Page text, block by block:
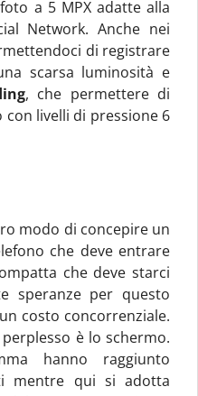
a 5 MPX adatte alla
Network. Anche nei
di registrare
scarsa luminosità e
, che permettere di
con livelli di pressione 6
modo di concepire un
che deve entrare
che deve starci
speranze per questo
costo concorrenziale.
perplesso è lo schermo.
hanno raggiunto
mentre qui si adotta